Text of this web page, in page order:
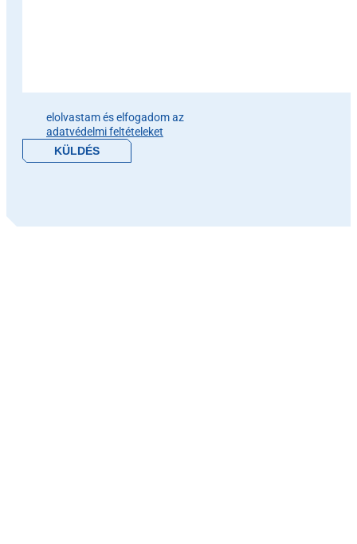
elolvastam és elfogadom az
adatvédelmi feltételeket